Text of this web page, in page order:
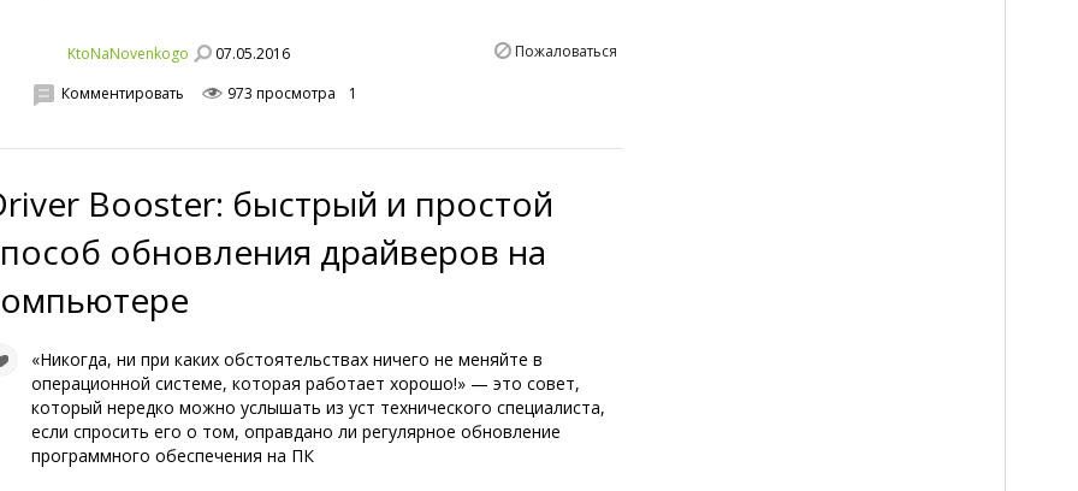
KtoNaNovenkogo 07.05.2016 Пожаловаться
Комментировать 973 просмотра 1
Booster: быстрый и простой
обновления драйверов на
«Никогда, ни при каких обстоятельствах ничего не меняйте в
операционной системе, которая работает хорошо!» — это совет,
который нередко можно услышать из уст технического специалиста,
если спросить его о том, оправдано ли регулярное обновление
программного обеспечения на ПК